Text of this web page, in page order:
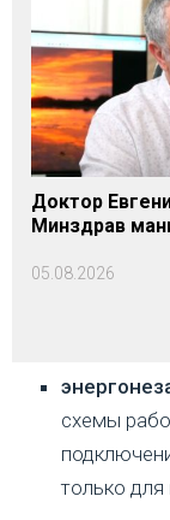
Доктор
Минздрав
05.08.2026
схемы
только для